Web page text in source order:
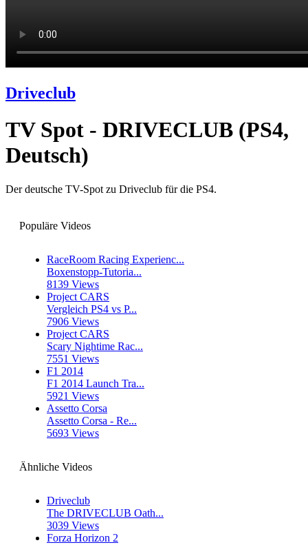
Driveclub
TV Spot - DRIVECLUB (PS4,
Deutsch)
Der deutsche TV-Spot zu Driveclub für die PS4.
Populäre Videos
RaceRoom Racing Experienc...
Boxenstopp-Tutoria...
8139 Views
Project CARS
Vergleich PS4 vs P...
7906 Views
Project CARS
Scary Nightime Rac...
7551 Views
F1 2014
F1 2014 Launch Tra...
5921 Views
Assetto Corsa
Assetto Corsa - Re...
5693 Views
Ähnliche Videos
Driveclub
The DRIVECLUB Oath...
3039 Views
Forza Horizon 2